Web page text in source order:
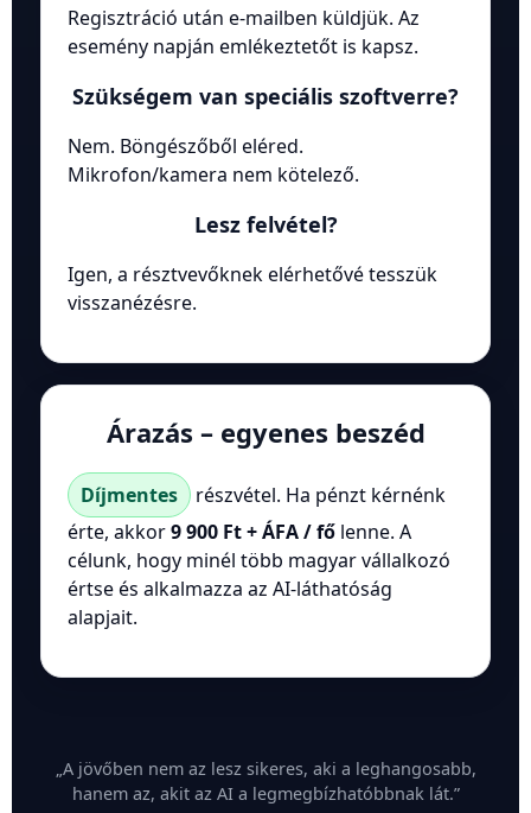
Regisztráció után e-mailben küldjük. Az
esemény napján emlékeztetőt is kapsz.
Szükségem van speciális szoftverre?
Nem. Böngészőből eléred.
Mikrofon/kamera nem kötelező.
Lesz felvétel?
Igen, a résztvevőknek elérhetővé tesszük
visszanézésre.
Árazás – egyenes beszéd
Díjmentes
részvétel. Ha pénzt kérnénk
érte, akkor9 900 Ft + ÁFA / fő lenne. A
célunk, hogy minél több magyar vállalkozó
értse és alkalmazza az AI-láthatóság
alapjait.
„A jövőben nem az lesz sikeres, aki a leghangosabb,
hanem az, akit az AI a legmegbízhatóbbnak lát.”